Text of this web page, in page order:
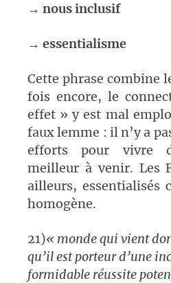
→ nous inclusif
→ essentialisme
Cette phrase combine
fois encore, le
effet » y est mal
faux lemme : il n’y a
efforts pour vivre
meilleur à venir. Les
ailleurs, essentialisés
homogène.
21)« monde qui vient
qu’il est porteur d’une
formidable réussite